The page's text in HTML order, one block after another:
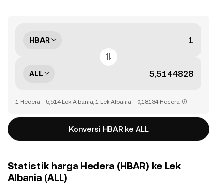
HBAR
ALL
1 Hedera = 5,514 Lek Albania, 1 Lek Albania = 0,18134 Hedera
Konversi HBAR ke ALL
Statistik harga Hedera (HBAR) ke Lek
Albania (ALL)